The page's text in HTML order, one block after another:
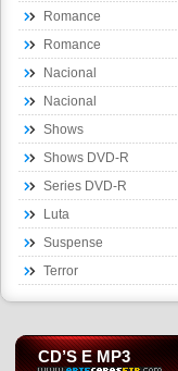
Romance
Romance
Nacional
Nacional
Shows
Shows DVD-R
Series DVD-R
Luta
Suspense
Terror
CD’S E MP3